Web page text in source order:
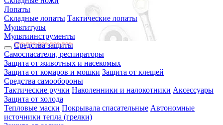
Лопаты
Складные лопаты Тактические лопаты
Мультитулы
Мультиинструменты
Средства защиты
Самоспасатели, респираторы
Защита от животных и насекомых
Защита от комаров и мошки Защита от клещей
Средства самообороны
Тактические ручки Наколенники и налокотники Аксессуары
Защита от холода
Тепловые маски Покрывала спасательные Автономные
источники тепла (грелки)